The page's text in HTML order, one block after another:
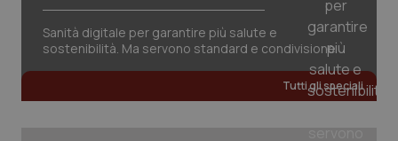
Sanità digitale per garantire più salute e
sostenibilità. Ma servono standard e condivisione
Tutti gli speciali
tracking-sites-ironfish-
session-id
www.quotidianosanita.it